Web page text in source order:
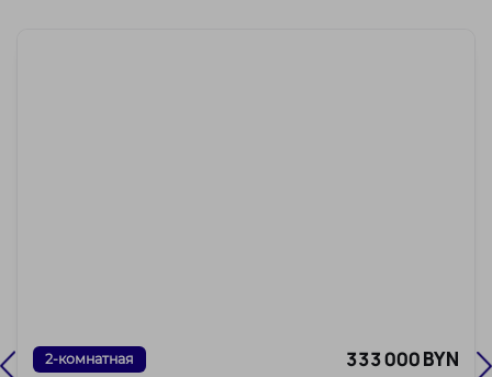
2-комнатная 333 000 BYN